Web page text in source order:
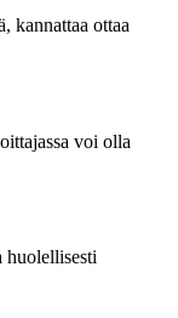
kannattaa ottaa
voi olla
huolellisesti